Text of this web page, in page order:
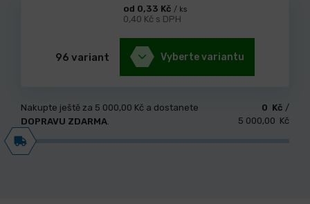
od 0,33 Kč / ks
0,40 Kč s DPH
96 variant Vyberte variantu
Nakupte ještě za 5 000,00 Kč a dostanete
DOPRAVU ZDARMA.
0 Kč /
5 000,00 Kč